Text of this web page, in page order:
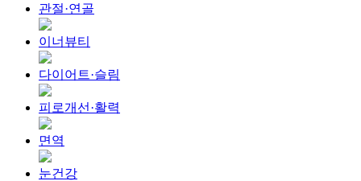
관절·연골
이너뷰티
다이어트·슬림
피로개선·활력
면역
눈건강